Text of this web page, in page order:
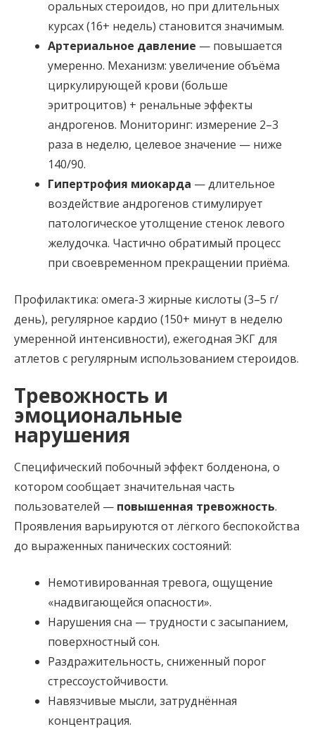
оральных стероидов, но при длительных
курсах (16+ недель) становится значимым.
Артериальное давление — повышается
умеренно. Механизм: увеличение объёма
циркулирующей крови (больше
эритроцитов) + ренальные эффекты
андрогенов. Мониторинг: измерение 2–3
раза в неделю, целевое значение — ниже
140/90.
Гипертрофия миокарда — длительное
воздействие андрогенов стимулирует
патологическое утолщение стенок левого
желудочка. Частично обратимый процесс
при своевременном прекращении приёма.
Профилактика: омега-3 жирные кислоты (3–5 г/
день), регулярное кардио (150+ минут в неделю
умеренной интенсивности), ежегодная ЭКГ для
атлетов с регулярным использованием стероидов.
Тревожность и
эмоциональные
нарушения
Специфический побочный эффект болденона, о
котором сообщает значительная часть
пользователей — повышенная тревожность.
Проявления варьируются от лёгкого беспокойства
до выраженных панических состояний:
Немотивированная тревога, ощущение
«надвигающейся опасности».
Нарушения сна — трудности с засыпанием,
поверхностный сон.
Раздражительность, сниженный порог
стрессоустойчивости.
Навязчивые мысли, затруднённая
концентрация.